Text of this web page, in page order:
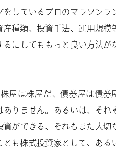
しているプロのマラソンラ
種類、投資手法、運用規模
にしてももっと良い方法が
屋は株屋だ、債券屋は債券
りません。あるいは、それ
ができる、それもまた大切
も株式投資家として、ある